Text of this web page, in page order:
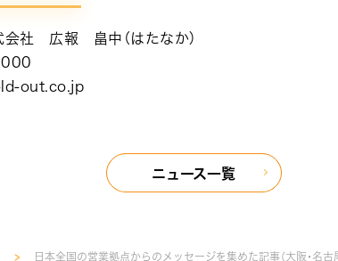
会社 広報 畠中（はたなか）
out.co.jp
ニュース一覧
日本全国の営業拠点からのメッセージを集めた記事（大阪・名古